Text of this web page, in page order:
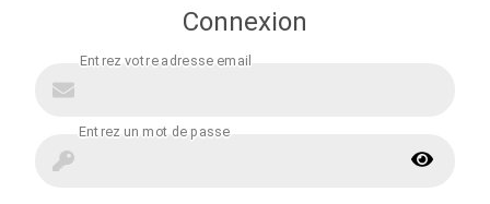
Connexion